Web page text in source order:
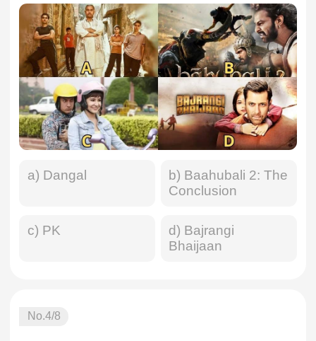
a) Dangal
b) Baahubali 2: The
Conclusion
c) PK
d) Bajrangi
Bhaijaan
No.4/8